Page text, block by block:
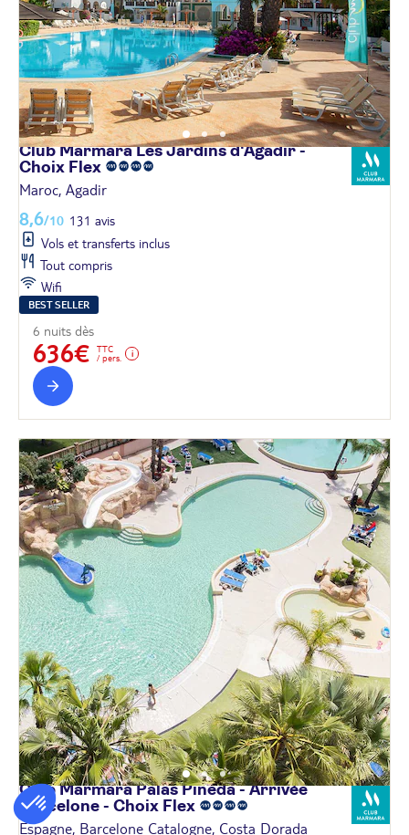
Club Marmara Les Jardins d'Agadir -
Choix Flex
Maroc, Agadir
8,6/10 131 avis
Vols et transferts inclus
Tout compris
Wifi
BEST SELLER
6 nuits dès
636€
TTC
/ pers.
Club Marmara Palas Pineda - Arrivée
Barcelone - Choix Flex
Espagne, Barcelone Catalogne, Costa Dorada